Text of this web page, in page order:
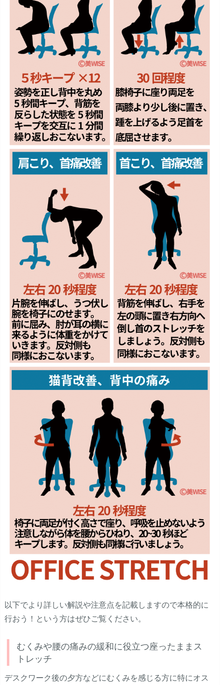
以下でより詳しい解説や注意点を記載しますので本格的に
行おう！という方はぜひご覧ください。
むくみや腰の痛みの緩和に役立つ座ったままス
トレッチ
デスクワーク後の夕方などにむくみを感じる方に特にオス